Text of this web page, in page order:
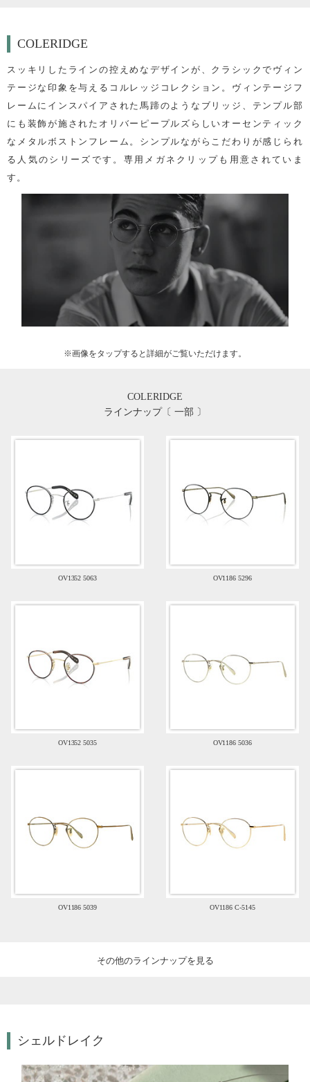
COLERIDGE
スッキリしたラインの控えめなデザインが、クラシックでヴィン
テージな印象を与えるコルレッジコレクション。ヴィンテージフ
レームにインスパイアされた馬蹄のようなブリッジ、テンプル部
にも装飾が施されたオリバーピープルズらしいオーセンティック
なメタルボストンフレーム。シンプルながらこだわりが感じられ
る人気のシリーズです。専用メガネクリップも用意されていま
す。
※画像をタップすると詳細がご覧いただけます。
COLERIDGE
ラインナップ〔 一部 〕
OV1352 5063 OV1186 5296
OV1352 5035 OV1186 5036
OV1186 5039 OV1186 C-5145
その他のラインナップを見る
シェルドレイク